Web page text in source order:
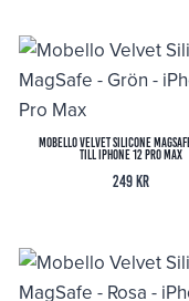
Mobello Velvet Silicone
till iPhone 12 Pro Max
249 kr